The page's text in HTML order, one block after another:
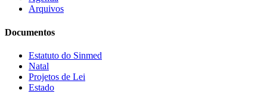
Arquivos
Documentos
Estatuto do Sinmed
Natal
Projetos de Lei
Estado